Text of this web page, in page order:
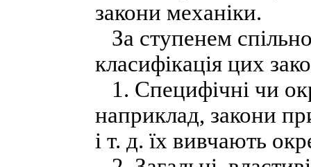
закони механіки.
За ступенем
класифікація цих
1. Специфічні чи
наприклад, закони
і т. д. їх вивчають